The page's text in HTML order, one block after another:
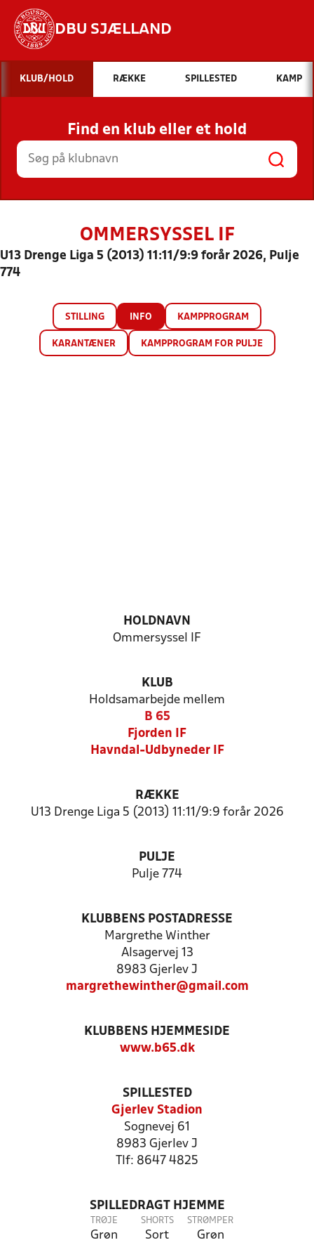
DBU SJÆLLAND
Hvad vil du søge efter?
INDHOLD OG NYHEDER
STILLINGER, RESULTATER, KLUBBER OG
HOLD
KLUB/HOLD RÆKKE SPILLESTED KAMP
Find en klub eller et hold
OMMERSYSSEL IF
U13 Drenge Liga 5 (2013) 11:11/9:9 forår 2026, Pulje
774
STILLING INFO KAMPPROGRAM
KARANTÆNER KAMPPROGRAM FOR PULJE
HOLDNAVN
Ommersyssel IF
KLUB
Holdsamarbejde mellem
B 65
Fjorden IF
Havndal-Udbyneder IF
RÆKKE
U13 Drenge Liga 5 (2013) 11:11/9:9 forår 2026
PULJE
Pulje 774
KLUBBENS POSTADRESSE
Margrethe Winther
Alsagervej 13
8983 Gjerlev J
margrethewinther@gmail.com
KLUBBENS HJEMMESIDE
www.b65.dk
SPILLESTED
Gjerlev Stadion
Sognevej 61
8983 Gjerlev J
Tlf: 8647 4825
SPILLEDRAGT HJEMME
TRØJE
Grøn
SHORTS
Sort
STRØMPER
Grøn